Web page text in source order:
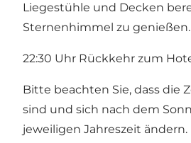
Liegestühle und Decken
Sternenhimmel zu genießen.
22:30 Uhr Rückkehr zum
Bitte beachten Sie, dass die
sind und sich nach dem
jeweiligen Jahreszeit ändern.